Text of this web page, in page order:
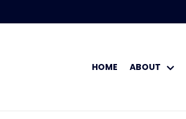
HOME ABOUT